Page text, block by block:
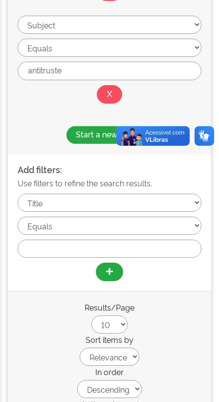
Start a new search
Add filters:
Use filters to refine the search results.
Results/Page
Sort items by
In order